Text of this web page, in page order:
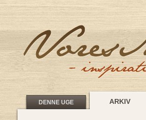
DENNE UGE ARKIV